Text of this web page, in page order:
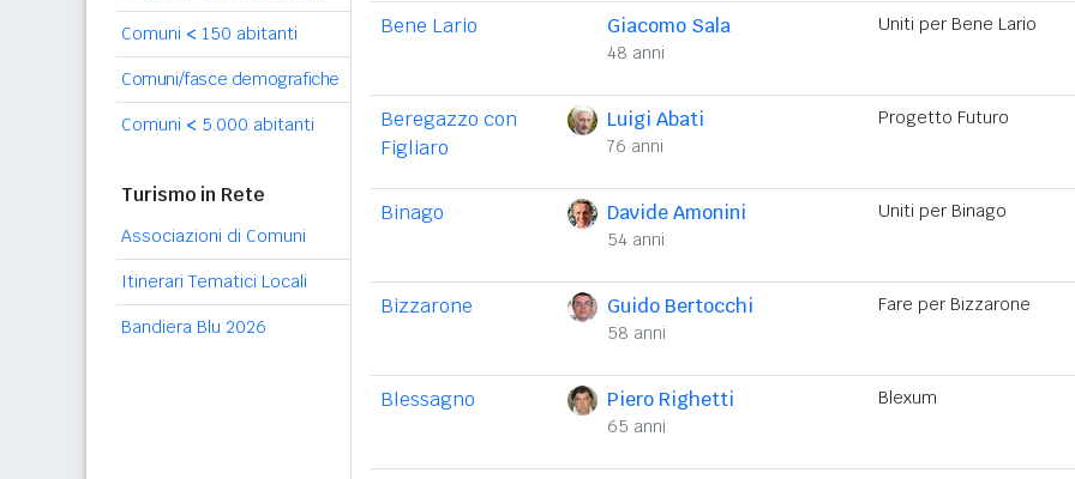
Comuni < 150 abitanti
Comuni/fasce demografiche
Comuni < 5.000 abitanti
Turismo in Rete
Associazioni di Comuni
Itinerari Tematici Locali
Bandiera Blu 2026
Bene Lario Giacomo Sala
48 anni
Uniti per Bene Lario
Beregazzo con
Figliaro
Luigi Abati
76 anni
Progetto Futuro
Binago Davide Amonini
54 anni
Uniti per Binago
Bizzarone Guido Bertocchi
58 anni
Fare per Bizzarone
Blessagno Piero Righetti
65 anni
Blexum